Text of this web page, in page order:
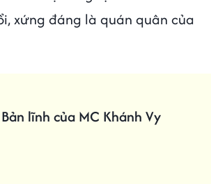
xứng đáng là quán quân của
Bản lĩnh của MC Khánh Vy